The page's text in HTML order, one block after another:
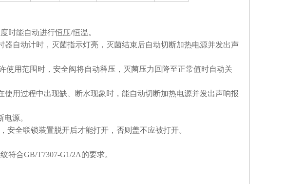
时能自动进行恒压/恒温。
自动计时，灭菌指示灯亮，灭菌结束后自动切断加热电源并发出声
使用范围时，安全阀将自动释压，灭菌压力回降至正常值时自动关
用过程中出现缺、断水现象时，能自动切断加热电源并发出声响报
源。
全联锁装置脱开后才能打开，否则盖不应被打开。
符合GB/T7307-G1/2A的要求。